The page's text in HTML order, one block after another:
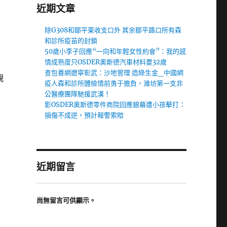
近期文章
除G308和鄒平東收支口外 其余鄒平路口所有森
和診所疫苗的封鎖
50歲小李子回應“一向和年輕女性約會”：我的感
情成熟度只OSDER奧斯德汽車材料要32歲
查包養網遼寧彰武：沙地管理 造綠生金_中國網
疫人森和診所體檢情前勇于擔負，濰坊第一支非
公醫療團隊馳援武漢！
影OSDER奧斯德零件商院回應銀幕遭小孩擊打：
損傷不成逆，預計報警索賠
近期留言
尚無留言可供顯示。